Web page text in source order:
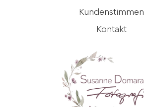
Kundenstimmen
Kontakt